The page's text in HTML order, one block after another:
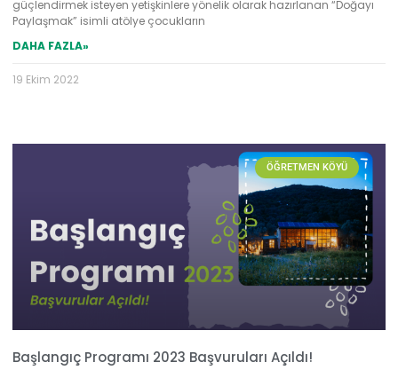
güçlendirmek isteyen yetişkinlere yönelik olarak hazırlanan “Doğayı
Paylaşmak” isimli atölye çocukların
DAHA FAZLA»
19 Ekim 2022
ÖĞRETMEN KÖYÜ
Başlangıç Programı 2023 Başvuruları Açıldı!